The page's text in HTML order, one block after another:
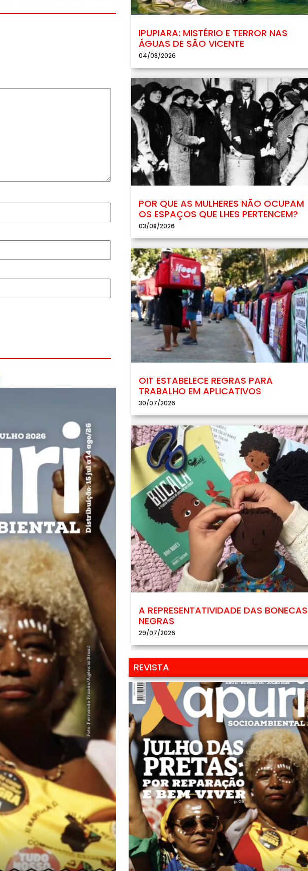
IPUPIARA: MISTÉRIO E TERROR NAS
ÁGUAS DE SÃO VICENTE
04/08/2026
POR QUE AS MULHERES NÃO OCUPAM
OS ESPAÇOS QUE LHES PERTENCEM?
03/08/2026
OIT ESTABELECE REGRAS PARA
TRABALHO EM APLICATIVOS
30/07/2026
A REPRESENTATIVIDADE DAS BONECAS
NEGRAS
29/07/2026
REVISTA